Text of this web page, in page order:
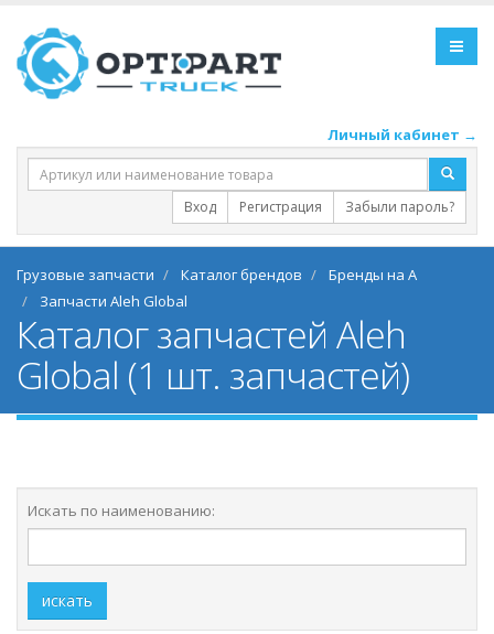
Личный кабинет →
Вход Регистрация Забыли пароль?
Грузовые запчасти Каталог брендов
Бренды на A
Запчасти Aleh Global
Каталог запчастей Aleh
Global (1 шт. запчастей)
Искать по наименованию:
искать